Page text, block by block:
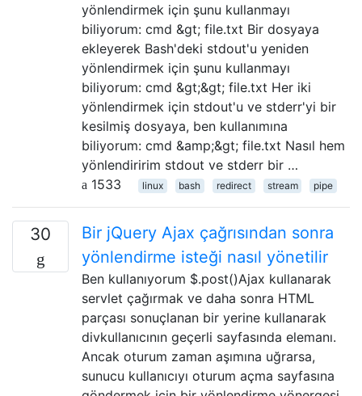
yönlendirmek için şunu kullanmayı
biliyorum: cmd &gt; file.txt Bir dosyaya
ekleyerek Bash'deki stdout'u yeniden
yönlendirmek için şunu kullanmayı
biliyorum: cmd &gt;&gt; file.txt Her iki
yönlendirmek için stdout'u ve stderr'yi bir
kesilmiş dosyaya, ben kullanımına
biliyorum: cmd &amp;&gt; file.txt Nasıl hem
yönlendiririm stdout ve stderr bir …
1533
linux bash redirect stream pipe
30
Bir jQuery Ajax çağrısından sonra
yönlendirme isteği nasıl yönetilir
Ben kullanıyorum $.post()Ajax kullanarak
servlet çağırmak ve daha sonra HTML
parçası sonuçlanan bir yerine kullanarak
divkullanıcının geçerli sayfasında elemanı.
Ancak oturum zaman aşımına uğrarsa,
sunucu kullanıcıyı oturum açma sayfasına